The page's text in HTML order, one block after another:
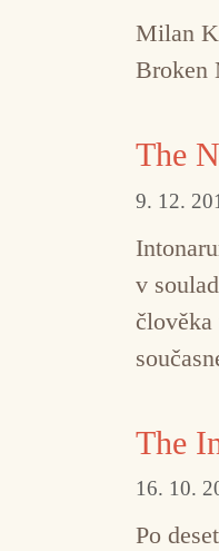
Milan
Broken
The
9. 12.
v
The
16. 10.
Po